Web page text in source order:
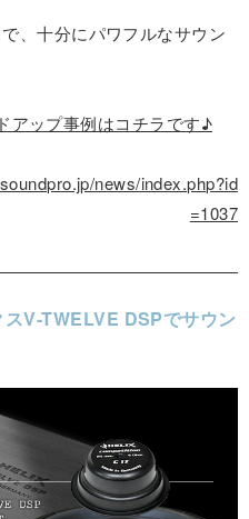
、十分にパワフルなサウン
アップ事例はコチラです♪
news/index.php?id
=1037
V-TWELVE DSPでサウン